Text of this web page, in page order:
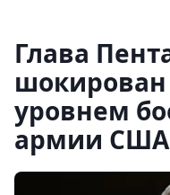
Глава
уровнем
армии США